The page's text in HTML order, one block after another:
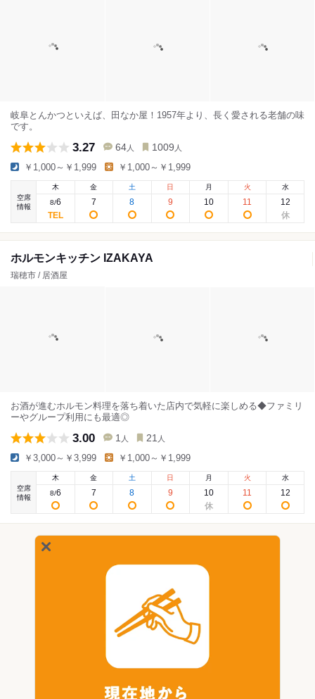
岐阜とんかつといえば、田なか屋！1957年より、長く愛される老舗の味
です。
3.27 64 人 1009 人
￥1,000～￥1,999 ￥1,000～￥1,999
空席
情報
木
8/6
金
7
土
8
日
9
月
10
火
11
水
12
ホルモンキッチン IZAKAYA
瑞穂市 / 居酒屋
お酒が進むホルモン料理を落ち着いた店内で気軽に楽しめる◆ファミリ
ーやグループ利用にも最適◎
3.00 1 人 21 人
￥3,000～￥3,999 ￥1,000～￥1,999
空席
情報
木
8/6
金
7
土
8
日
9
月
10
火
11
水
12